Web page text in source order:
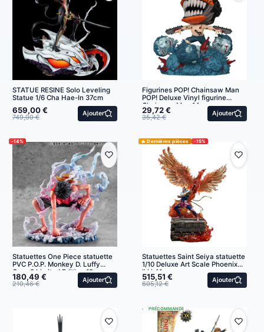
STATUE RESINE Solo Leveling
Statue 1/6 Cha Hae-In 37cm
659,00 €
749,00 € Ajouter
Figurines POP! Chainsaw Man
POP! Deluxe Vinyl figurine
Chainsaw Man 14 cm
29,72 €
35,42 € Ajouter
-14%
Statuettes One Piece statuette
PVC P.O.P. Monkey D. Luffy
Gear 2 Limited Edition 19 cm
180,49 €
210,46 € Ajouter
🔥 Dernières pièces -15%
Statuettes Saint Seiya statuette
1/10 Deluxe Art Scale Phoenix
Ikki 41 cm
515,51 €
605,12 € Ajouter
PRÉCOMMANDE